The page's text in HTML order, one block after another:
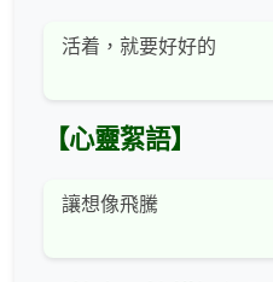
活着，就要好好的
【心靈絮語】
讓想像飛騰